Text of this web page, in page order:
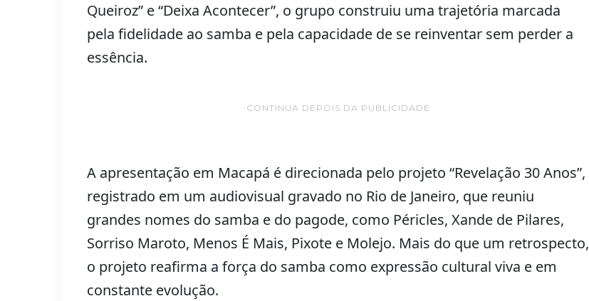
Queiroz” e “Deixa Acontecer”, o grupo construiu uma trajetória marcada
pela fidelidade ao samba e pela capacidade de se reinventar sem perder a
essência.
CONTINUA DEPOIS DA PUBLICIDADE
A apresentação em Macapá é direcionada pelo projeto “Revelação 30 Anos”,
registrado em um audiovisual gravado no Rio de Janeiro, que reuniu
grandes nomes do samba e do pagode, como Péricles, Xande de Pilares,
Sorriso Maroto, Menos É Mais, Pixote e Molejo. Mais do que um retrospecto,
o projeto reafirma a força do samba como expressão cultural viva e em
constante evolução.